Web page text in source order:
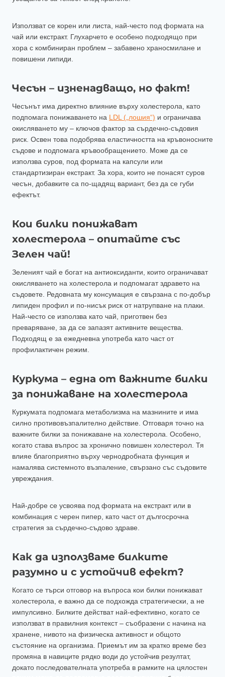
Използват се корен или листа, най-често под формата на
чай или екстракт. Глухарчето е особено подходящо при
хора с комбиниран проблем – забавено храносмилане и
повишени липиди.
Чесън – изненадващо, но факт!
Чесънът има директно влияние върху холестерола, като
подпомага понижаването на LDL („лошия“) и ограничава
окисляването му – ключов фактор за сърдечно-съдовия
риск. Освен това подобрява еластичността на кръвоносните
съдове и подпомага кръвообращението. Може да се
използва суров, под формата на капсули или
стандартизиран екстракт. За хора, които не понасят суров
чесън, добавките са по-щадящ вариант, без да се губи
ефектът.
Кои билки понижават
холестерола – опитайте със
Зелен чай!
Зеленият чай е богат на антиоксиданти, които ограничават
окисляването на холестерола и подпомагат здравето на
съдовете. Редовната му консумация е свързана с по-добър
липиден профил и по-нисък риск от натрупване на плаки.
Най-често се използва като чай, приготвен без
преваряване, за да се запазят активните вещества.
Подходящ е за ежедневна употреба като част от
профилактичен режим.
Куркума – една от важните билки
за понижаване на холестерола
Куркумата подпомага метаболизма на мазнините и има
силно противовъзпалително действие. Отговаря точно на
важните билки за понижаване на холестерола. Особено,
когато става въпрос за хронично повишен холестерол. Тя
влияе благоприятно върху чернодробната функция и
намалява системното възпаление, свързано със съдовите
увреждания.
Най-добре се усвоява под формата на екстракт или в
комбинация с черен пипер, като част от дългосрочна
стратегия за сърдечно-съдово здраве.
Как да използваме билките
разумно и с устойчив ефект?
Когато се търси отговор на въпроса кои билки понижават
холестерола, е важно да се подхожда стратегически, а не
импулсивно. Билките действат най-ефективно, когато се
използват в правилния контекст – съобразени с начина на
хранене, нивото на физическа активност и общото
състояние на организма. Приемът им за кратко време без
промяна в навиците рядко води до устойчив резултат,
докато последователната употреба в рамките на цялостен